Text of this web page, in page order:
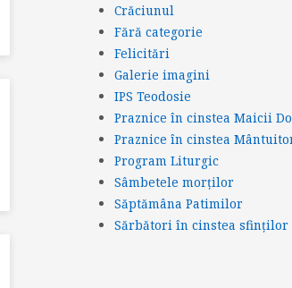
Crăciunul
Fără categorie
Felicitări
Galerie imagini
IPS Teodosie
Praznice în cinstea Maicii
Praznice în cinstea
Program Liturgic
Sâmbetele morților
Săptămâna Patimilor
Sărbători în cinstea sfinților